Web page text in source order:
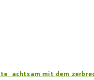
achtsam mit dem